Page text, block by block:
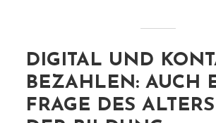
DIGITAL UND
BEZAHLEN: AUCH
FRAGE DES